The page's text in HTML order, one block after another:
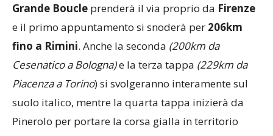
Grande Boucle prenderà il via proprio da Firenze
e il primo appuntamento si snoderà per 206km
fino a Rimini. Anche la seconda (200km da
Cesenatico a Bologna)e la terza tappa (229km da
Piacenza a Torino) si svolgeranno interamente sul
suolo italico, mentre la quarta tappa inizierà da
Pinerolo per portare la corsa gialla in territorio